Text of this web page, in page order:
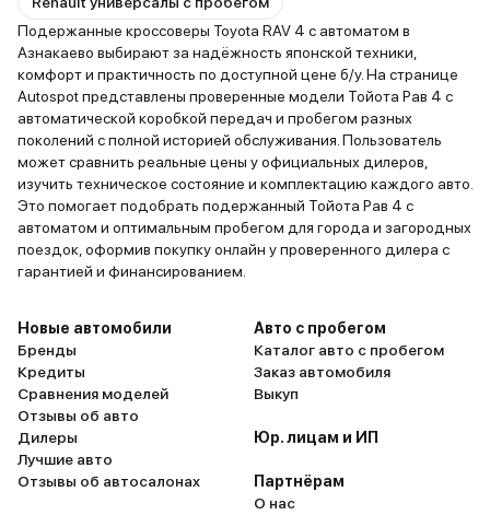
Подержанные кроссоверы Toyota RAV 4 с автоматом в
Азнакаево выбирают за надёжность японской техники,
комфорт и практичность по доступной цене б/у. На странице
Autospot представлены проверенные модели Тойота Рав 4 с
автоматической коробкой передач и пробегом разных
поколений с полной историей обслуживания. Пользователь
может сравнить реальные цены у официальных дилеров,
изучить техническое состояние и комплектацию каждого авто.
Это помогает подобрать подержанный Тойота Рав 4 с
автоматом и оптимальным пробегом для города и загородных
поездок, оформив покупку онлайн у проверенного дилера с
гарантией и финансированием.
Новые автомобили
Бренды
Кредиты
Сравнения моделей
Отзывы об авто
Дилеры
Лучшие авто
Отзывы об автосалонах
Авто с пробегом
Каталог авто с пробегом
Заказ автомобиля
Выкуп
Юр. лицам и ИП
Партнёрам
О нас